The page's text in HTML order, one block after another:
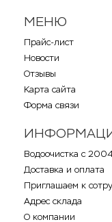
МЕНЮ
Прайс-лист
Новости
Отзывы
Карта сайта
Форма связи
Водоочистка с
Доставка и оплата
Приглашаем к
Адрес склада
О компании